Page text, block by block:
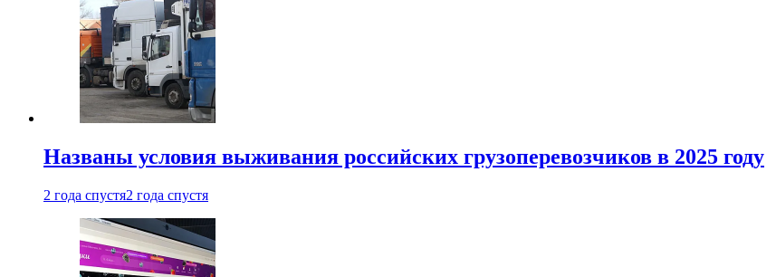
Названы условия выживания российских грузоперевозчиков в 2025 году
2 года спустя2 года спустя